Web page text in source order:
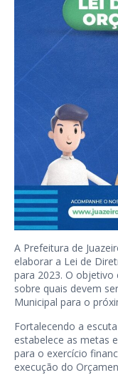
A Prefeitura de
elaborar a Lei de
para 2023. O objetivo
sobre quais devem
Municipal para o
Fortalecendo a
estabelece as metas
para o exercício
execução do